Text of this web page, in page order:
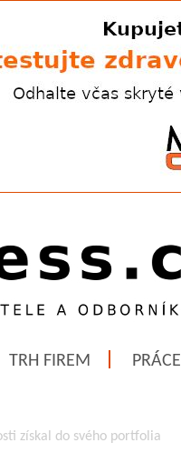
TRH FIREM PRÁCE
získal do svého portfolia